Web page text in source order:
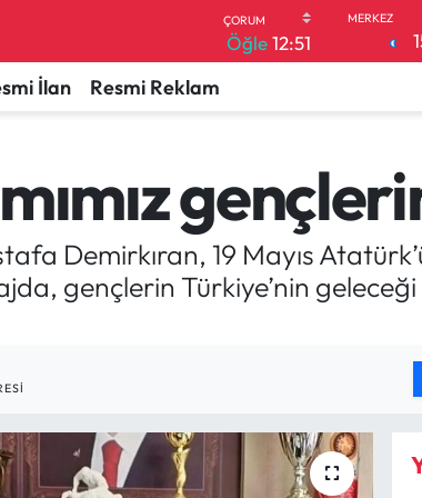
Öğle12:51
İlan Resmi Reklam
Demirkıran, 19 Mayıs
gençlerin Türkiye’nin